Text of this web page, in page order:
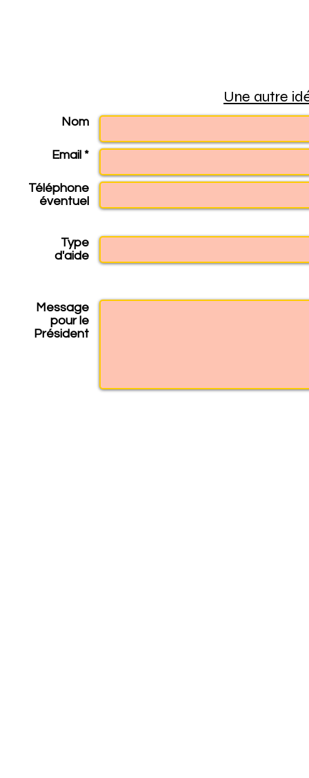
Une autre
Nom
Email *
Téléphone
éventuel
Type
d'aide
Message
pour le
Président